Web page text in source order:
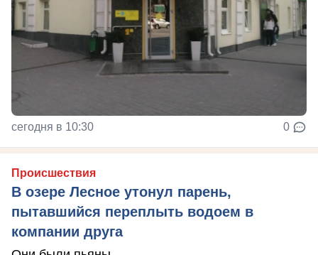
сегодня в 10:30 0
Происшествия
В озере Лесное утонул парень,
пытавшийся переплыть водоем в
компании друга